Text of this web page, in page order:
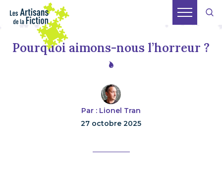
Pourquoi aimons-nous l’horreur ?
Par : Lionel Tran
27 octobre 2025